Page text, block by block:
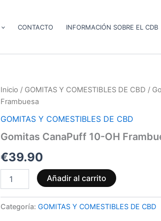
CONTACTO INFORMACIÓN SOBRE EL CDB
Inicio / GOMITAS Y COMESTIBLES DE CBD /
Frambuesa
GOMITAS Y COMESTIBLES DE CBD
Gomitas CanaPuff 10-OH
€39.90
Gomitas
CanaPuff
OH
cantidad
Añadir al carrito
Categoría: GOMITAS Y COMESTIBLES DE CBD